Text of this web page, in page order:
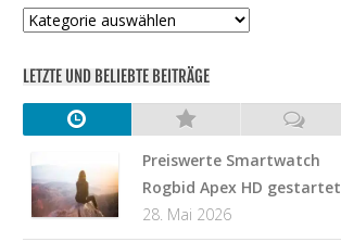
Kategorien
LETZTE UND BELIEBTE BEITRÄGE
Preiswerte Smartwatch
Rogbid Apex HD gestartet
28. Mai 2026